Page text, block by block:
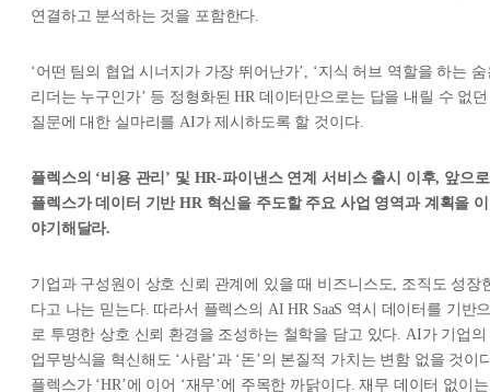
연결하고 분석하는 것을 포함한다.
‘어떤 팀의 협업 시너지가 가장 뛰어난가’, ‘지식 허브 역할을 하는 숨
리더는 누구인가’ 등 정형화된 HR 데이터만으로는 답을 내릴 수 없던
질문에 대한 실마리를 AI가 제시하도록 할 것이다.
플렉스의 ‘비용 관리’ 및 HR-파이낸스 연계 서비스 출시 이후, 앞으로
플렉스가 데이터 기반 HR 혁신을 주도할 주요 사업 영역과 계획을 이
야기해달라.
기업과 구성원이 상호 신뢰 관계에 있을 때 비즈니스도, 조직도 성장
다고 나는 믿는다. 따라서 플렉스의 AI HR SaaS 역시 데이터를 기반
로 투명한 상호 신뢰 환경을 조성하는 철학을 담고 있다. AI가 기업의
업무방식을 혁신해도 ‘사람’과 ‘돈’의 본질적 가치는 변함 없을 것이
플렉스가 ‘HR’에 이어 ‘재무’에 주목한 까닭이다. 재무 데이터 없이는